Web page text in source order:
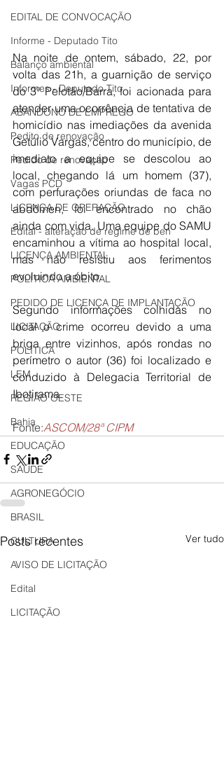
EDITAL DE CONVOCAÇÃO
Informe - Deputado Tito
Balanço ambiental
Informes - Deputado Tito
ABANDONO DE EMPREGO
Pedito de renovação
Pedido de renovação
Vagas PCD
LICENÇA DE OPERAÇÃO
Edital - alteração de regime de ben
LICENÇA AMBIENTAL
POLÍTICA AMBIENTAL
PEDIDO DE LICENÇA DE IMPLANTAÇÃO
LICITAÇÃO
POLÍTICA
LEM
REGIÃO OESTE
Bahia
EDUCAÇÃO
SAÚDE
AGRONEGÓCIO
BRASIL
CULTURA
AVISO DE LICITAÇÃO
Edital
LICITAÇÃO
Na noite de ontem, sábado, 22, por
volta das 21h, a guarnição de serviço
do 3º Pelotão/Barra, foi acionada para
atender uma ocorrência de tentativa de
homicídio nas imediações da avenida
Getúlio Vargas, centro do município, de
imediato a equipe se descolou ao
local, chegando lá um homem (37),
com perfurações oriundas de faca no
abdômen, foi encontrado no chão
ainda com vida. Uma equipe do SAMU
encaminhou a vítima ao hospital local,
mas não resistiu aos ferimentos
evoluindo a óbito.
Segundo informações colhidas no
local o crime ocorreu devido a uma
briga entre vizinhos, após rondas no
perímetro o autor (36) foi localizado e
conduzido à Delegacia Territorial de
Ibotirama.
Fonte:ASCOM/28ª CIPM
Posts recentes Ver tudo